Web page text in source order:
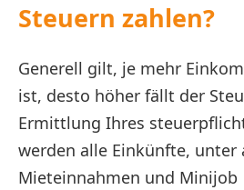
Steuern zahlen?
Generell gilt, je mehr
ist, desto höher fällt der
Ermittlung Ihres
werden alle Einkünfte, unter
Mieteinnahmen und Minijob